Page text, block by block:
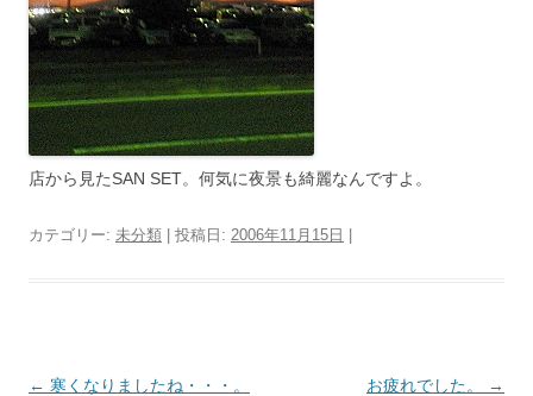
店から見たSAN SET。何気に夜景も綺麗なんですよ。
カテゴリー: 未分類 | 投稿日: 2006年11月15日
投
← 寒くなりましたね・・・。 お疲れでした。 →